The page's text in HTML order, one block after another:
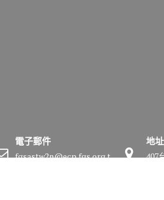
電子郵件
fgsastw2n@ecp.fgs.org.t
地址
407